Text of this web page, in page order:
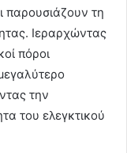
παρουσιάζουν τη
Ιεραρχώντας
πόροι
την
του ελεγκτικού